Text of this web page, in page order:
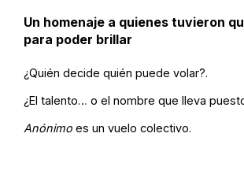
Un homenaje a quienes tuvieron
para poder brillar
¿Quién decide quién puede volar?.
¿El talento… o el nombre que lleva
Anónimo es un vuelo colectivo.